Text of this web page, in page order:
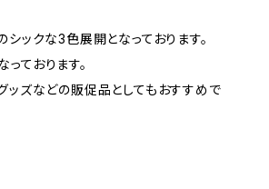
ックな3色展開となっております。
ております。
ッズなどの販促品としてもおすすめで